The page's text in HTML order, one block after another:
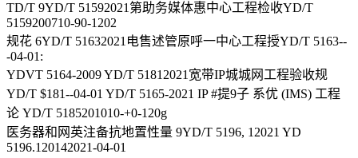
TD/T 9YD/T 51592021第助务媒体惠中心工程检收YD/T
5159200710-90-1202
规花 6YD/T 51632021电售述管原呼一中心工程授YD/T 5163--
-04-01:
YDVT 5164-2009 YD/T 51812021宽带IP城城网工程验收规
YD/T $181--04-01 YD/T 5165-2021 IP #提9子 系优 (IMS) 工程
论 YD/T 5185201010-+0-120g
医务器和网英注备抗地置性量 9YD/T 5196, 12021 YD
5196.120142021-04-01